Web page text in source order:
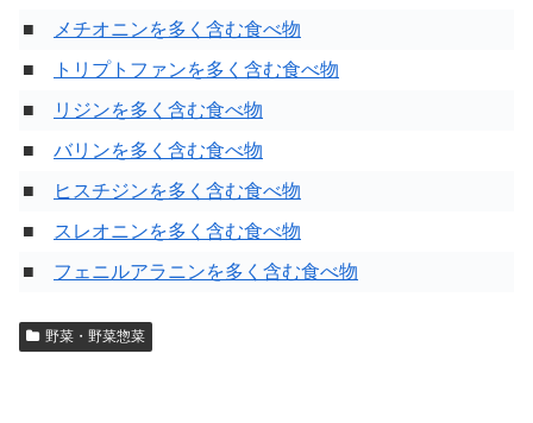
■
メチオニンを多く含む食べ物
■
トリプトファンを多く含む食べ物
■
リジンを多く含む食べ物
■ バリンを多く含む食べ物
■
ヒスチジンを多く含む食べ物
■
スレオニンを多く含む食べ物
■ フェニルアラニンを多く含む食べ物
野菜・野菜惣菜